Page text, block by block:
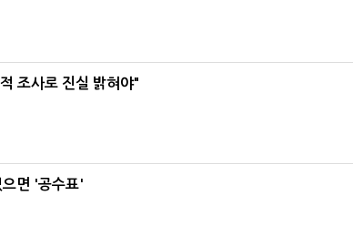
조사로 진실 밝혀야"
면 '공수표'